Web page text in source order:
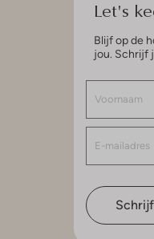
Let's
Blijf op de
jou. Schrijf